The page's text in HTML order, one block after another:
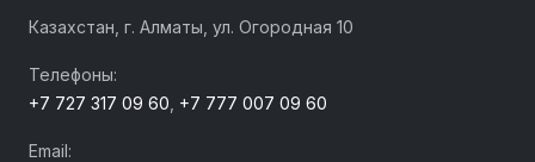
Казахстан, г. Алматы, ул. Огородная 10
Телефоны:
+7 727 317 09 60 +7 777 007 09 60
Email: